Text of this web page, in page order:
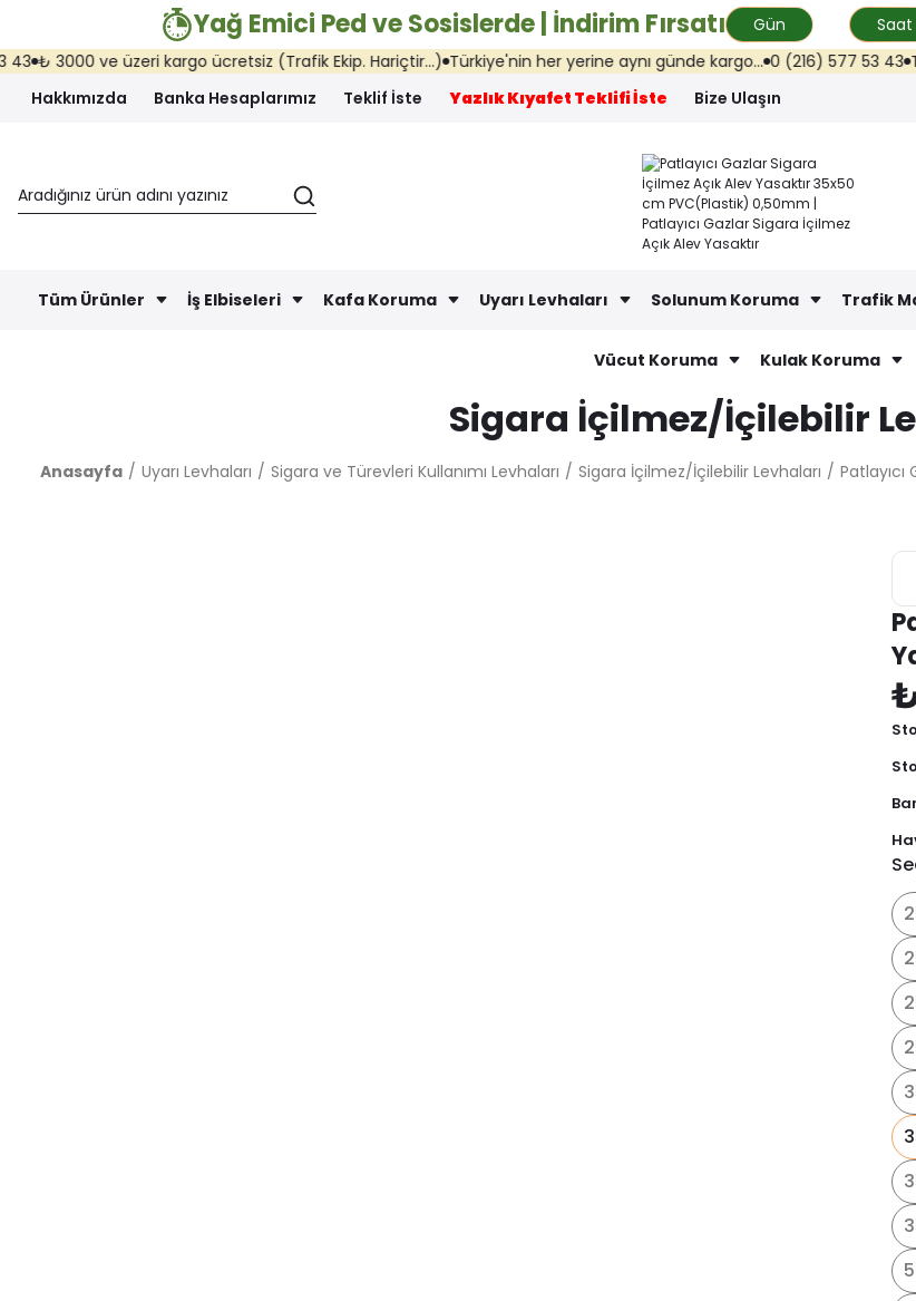
Yağ Emici Ped ve Sosislerde | İndirim Fırsatı Gün Saat
3000 ve üzeri kargo ücretsiz (Trafik Ekip. Hariçtir...) Türkiye'nin her yerine aynı günde kargo... 0 (216) 577 53 43
Hakkımızda
Banka Hesaplarımız Teklif İste Yazlık Kıyafet Teklifi İste Bize Ulaşın
Tüm Ürünler İş Elbiseleri Kafa Koruma Uyarı Levhaları Solunum Koruma Trafik
Vücut Koruma Kulak Koruma
Sigara İçilmez/İçilebilir
Anasayfa Uyarı Levhaları Sigara ve Türevleri Kullanımı Levhaları Sigara İçilmez/İçilebilir Levhaları